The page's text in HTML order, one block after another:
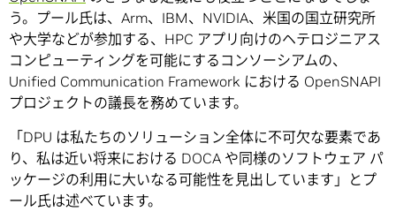
う。プール氏は、Arm、IBM、NVIDIA、米国の国立研究所
や大学などが参加する、HPC アプリ向けのヘテロジニアス
コンピューティングを可能にするコンソーシアムの、
Unified Communication Framework における OpenSNAPI
プロジェクトの議長を務めています。
「DPU は私たちのソリューション全体に不可欠な要素であ
り、私は近い将来における DOCA や同様のソフトウェア パ
ッケージの利用に大いなる可能性を見出しています」とプ
ール氏は述べています。